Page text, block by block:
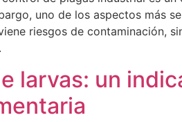
uno de los aspectos más
riesgos de contaminación,
larvas: un